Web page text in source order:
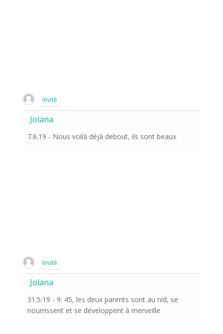
Invité
Jolana
7.6.19 - Nous voilà déjà debout, ils sont beaux
Invité
Jolana
31.5.19 - 9: 45, les deux parents sont au nid, se
nourrissent et se développent à merveille